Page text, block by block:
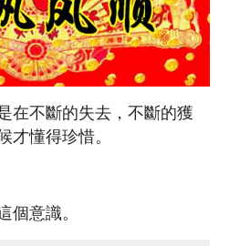
在不斷的失去，不斷的獲
才懂得珍惜。
個意識。